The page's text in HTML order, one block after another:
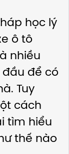
học lý
ô tô
nhiều
để có
Tuy
cách
tìm hiểu
thế nào